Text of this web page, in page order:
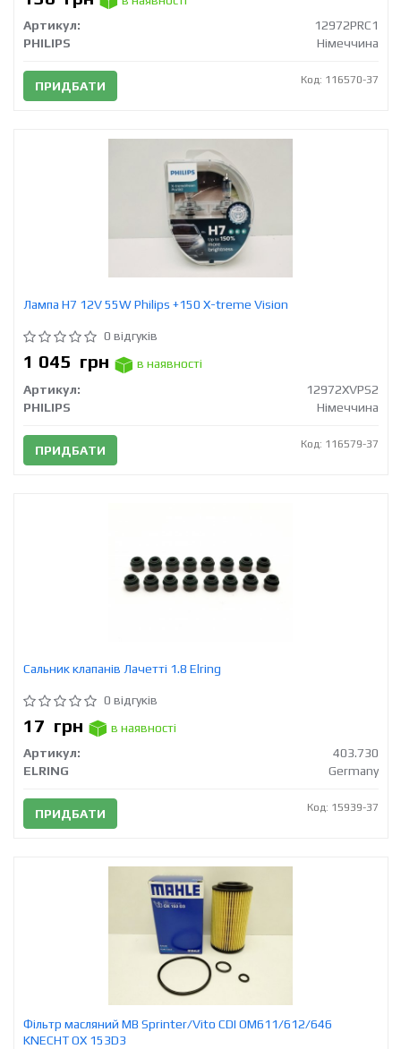
Артикул:
12972PRC1
PHILIPS
Німеччина
ПРИДБАТИ Код: 116570-37
Лампа Н7 12V 55W Philips +150 X-treme Vision
0 відгуків
1 045 грн
в наявності
Артикул:
12972XVPS2
PHILIPS
Німеччина
ПРИДБАТИ Код: 116579-37
Сальник клапанів Лачетті 1.8 Elring
0 відгуків
17 грн
в наявності
Артикул:
403.730
ELRING
Germany
ПРИДБАТИ Код: 15939-37
Фільтр масляний MB Sprinter/Vito CDI OM611/612/646
KNECHT OX 153D3